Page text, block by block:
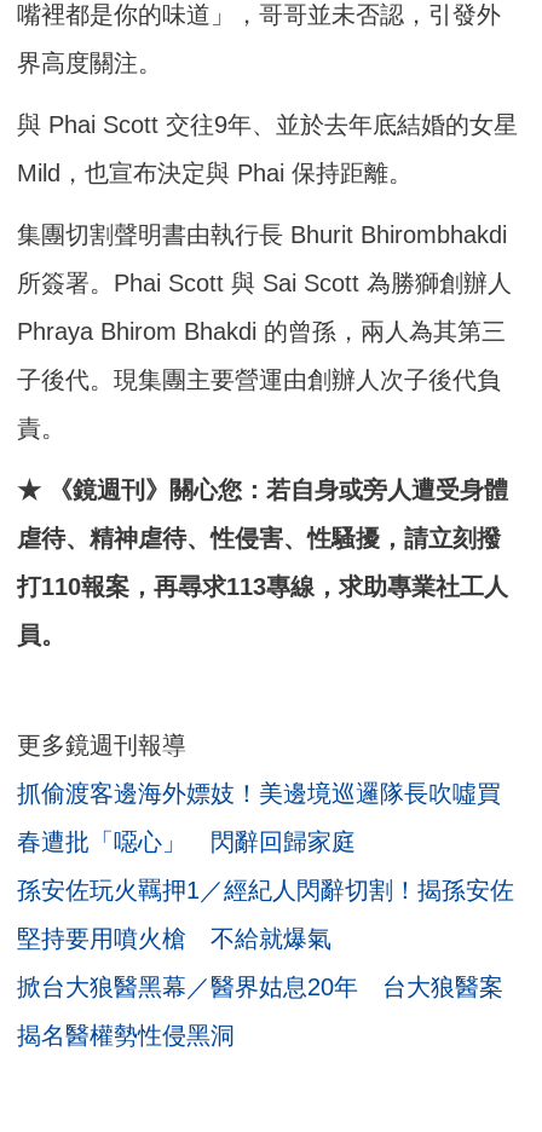
嘴裡都是你的味道」，哥哥並未否認，引發外
界高度關注。
與 Phai Scott 交往9年、並於去年底結婚的女星
Mild，也宣布決定與 Phai 保持距離。
集團切割聲明書由執行長 Bhurit Bhirombhakdi
所簽署。Phai Scott 與 Sai Scott 為勝獅創辦人
Phraya Bhirom Bhakdi 的曾孫，兩人為其第三
子後代。現集團主要營運由創辦人次子後代負
責。
★ 《鏡週刊》關心您：若自身或旁人遭受身體
虐待、精神虐待、性侵害、性騷擾，請立刻撥
打110報案，再尋求113專線，求助專業社工人
員。
更多鏡週刊報導
抓偷渡客邊海外嫖妓！美邊境巡邏隊長吹噓買
春遭批「噁心」 閃辭回歸家庭
孫安佐玩火羈押1／經紀人閃辭切割！揭孫安佐
堅持要用噴火槍 不給就爆氣
掀台大狼醫黑幕／醫界姑息20年 台大狼醫案
揭名醫權勢性侵黑洞